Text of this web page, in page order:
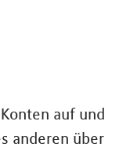
auf und
anderen über